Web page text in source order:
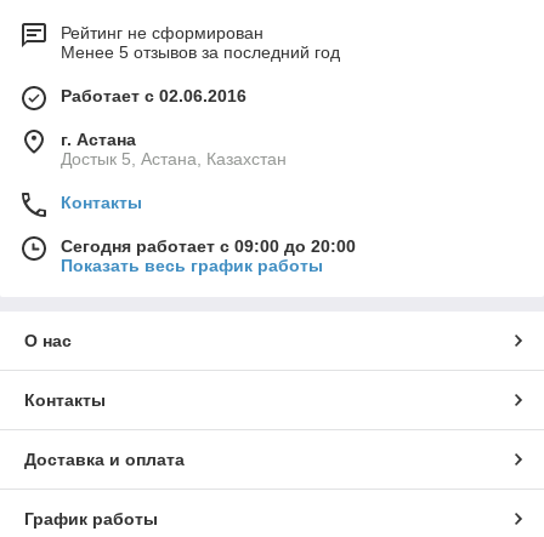
Рейтинг не сформирован
Менее 5 отзывов за последний год
Работает с 02.06.2016
г. Астана
Достык 5, Астана, Казахстан
Контакты
Сегодня работает с 09:00 до 20:00
Показать весь график работы
О нас
Контакты
Доставка и оплата
График работы